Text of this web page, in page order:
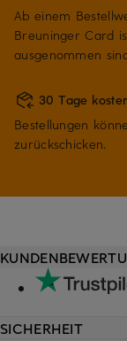
Ab einem
Breuninger Card
ausgenommen
30 Tage
Bestellungen
zurückschicken.
SICHERHEIT